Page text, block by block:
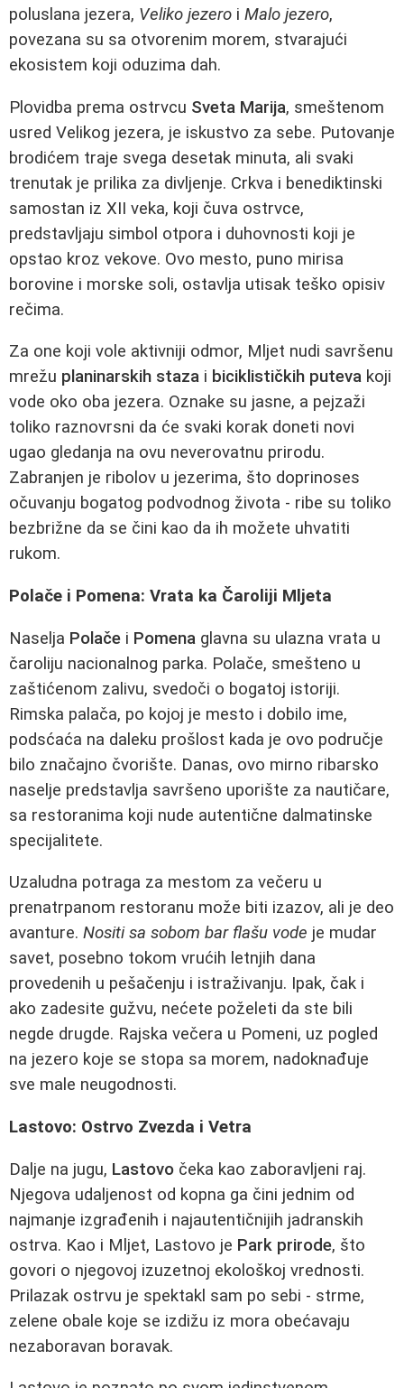
poluslana jezera, Veliko jezero i Malo jezero,
povezana su sa otvorenim morem, stvarajući
ekosistem koji oduzima dah.
Plovidba prema ostrvcu Sveta Marija, smeštenom
usred Velikog jezera, je iskustvo za sebe. Putovanje
brodićem traje svega desetak minuta, ali svaki
trenutak je prilika za divljenje. Crkva i benediktinski
samostan iz XII veka, koji čuva ostrvce,
predstavljaju simbol otpora i duhovnosti koji je
opstao kroz vekove. Ovo mesto, puno mirisa
borovine i morske soli, ostavlja utisak teško opisiv
rečima.
Za one koji vole aktivniji odmor, Mljet nudi savršenu
mrežu planinarskih staza i biciklističkih puteva koji
vode oko oba jezera. Oznake su jasne, a pejzaži
toliko raznovrsni da će svaki korak doneti novi
ugao gledanja na ovu neverovatnu prirodu.
Zabranjen je ribolov u jezerima, što doprinoses
očuvanju bogatog podvodnog života - ribe su toliko
bezbrižne da se čini kao da ih možete uhvatiti
rukom.
Polače i Pomena: Vrata ka Čaroliji Mljeta
Naselja Polače i Pomena glavna su ulazna vrata u
čaroliju nacionalnog parka. Polače, smešteno u
zaštićenom zalivu, svedoči o bogatoj istoriji.
Rimska palača, po kojoj je mesto i dobilo ime,
podsćaća na daleku prošlost kada je ovo područje
bilo značajno čvorište. Danas, ovo mirno ribarsko
naselje predstavlja savršeno uporište za nautičare,
sa restoranima koji nude autentične dalmatinske
specijalitete.
Uzaludna potraga za mestom za večeru u
prenatrpanom restoranu može biti izazov, ali je deo
avanture. Nositi sa sobom bar flašu vode je mudar
savet, posebno tokom vrućih letnjih dana
provedenih u pešačenju i istraživanju. Ipak, čak i
ako zadesite gužvu, nećete poželeti da ste bili
negde drugde. Rajska večera u Pomeni, uz pogled
na jezero koje se stopa sa morem, nadoknađuje
sve male neugodnosti.
Lastovo: Ostrvo Zvezda i Vetra
Dalje na jugu, Lastovo čeka kao zaboravljeni raj.
Njegova udaljenost od kopna ga čini jednim od
najmanje izgrađenih i najautentičnijih jadranskih
ostrva. Kao i Mljet, Lastovo je Park prirode, što
govori o njegovoj izuzetnoj ekološkoj vrednosti.
Prilazak ostrvu je spektakl sam po sebi - strme,
zelene obale koje se izdižu iz mora obećavaju
nezaboravan boravak.